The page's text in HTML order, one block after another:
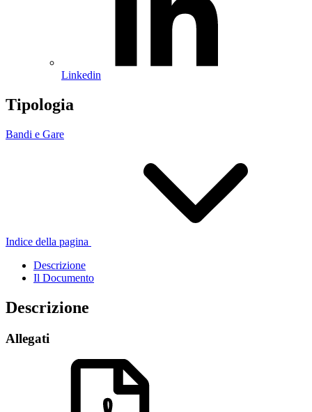
Linkedin
Tipologia
Bandi e Gare
Indice della pagina
Descrizione
Il Documento
Descrizione
Allegati